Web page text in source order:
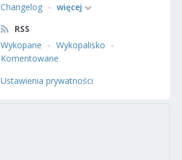
Changelog
więcej
RSS
Wykopane
Wykopalisko
Komentowane
Ustawienia prywatności